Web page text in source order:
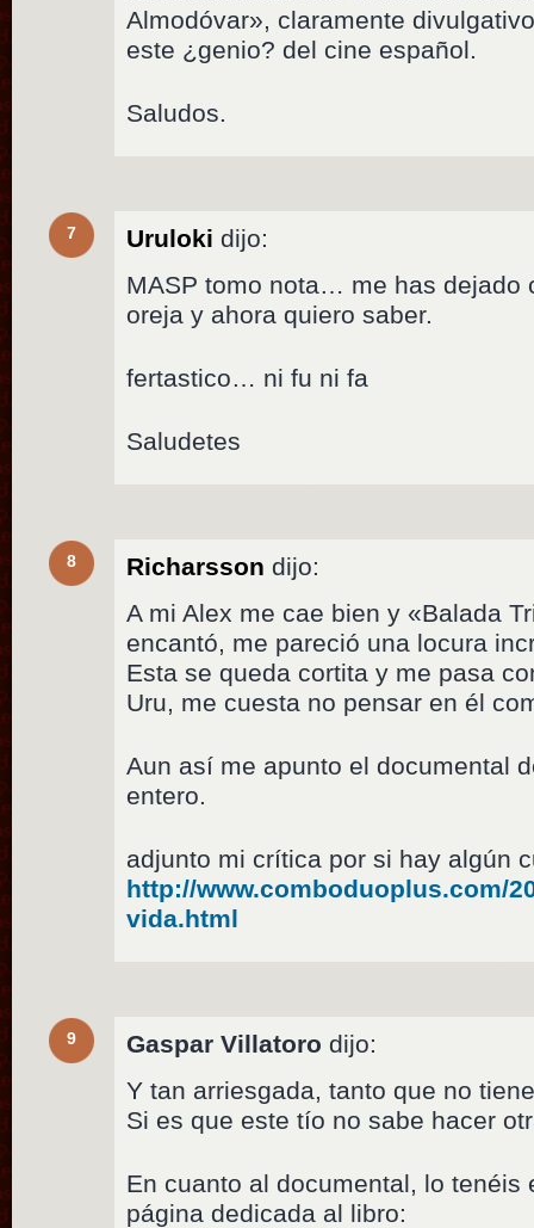
Almodóvar», claramente
este ¿genio? del cine español.
Saludos.
7 Uruloki dijo:
MASP tomo nota… me has dejado
oreja y ahora quiero saber.
fertastico… ni fu ni fa
Saludetes
8 Richarsson dijo:
A mi Alex me cae bien y «Balada
encantó, me pareció una locura
Esta se queda cortita y me pasa
Uru, me cuesta no pensar en él
Aun así me apunto el documental
entero.
adjunto mi crítica por si hay algún
http://www.comboduoplus.com/
vida.html
9 Gaspar Villatoro dijo:
Y tan arriesgada, tanto que no
Si es que este tío no sabe hacer
En cuanto al documental, lo tenéis
página dedicada al libro: